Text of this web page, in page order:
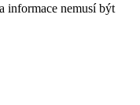
informace nemusí být